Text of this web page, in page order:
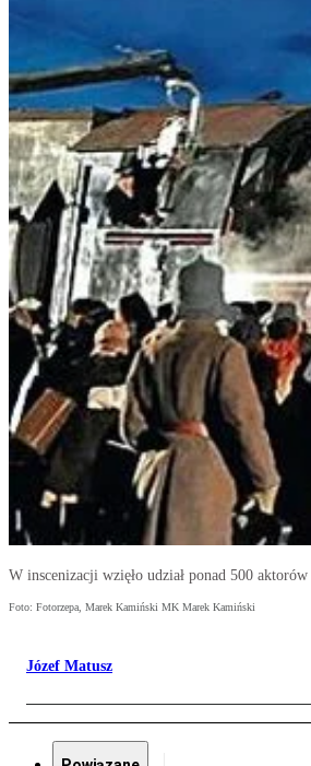
W inscenizacji wzięło udział ponad 500
Foto: Fotorzepa, Marek Kamiński MK Marek Kamiński
Józef Matusz